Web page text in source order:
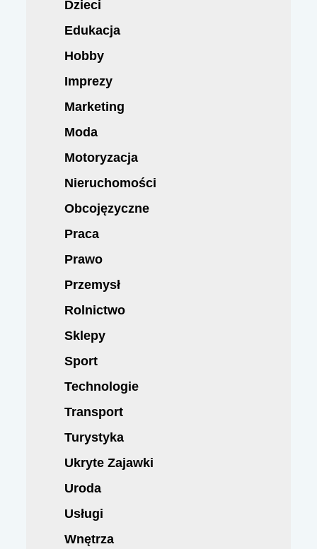
Dzieci
Edukacja
Hobby
Imprezy
Marketing
Moda
Motoryzacja
Nieruchomości
Obcojęzyczne
Praca
Prawo
Przemysł
Rolnictwo
Sklepy
Sport
Technologie
Transport
Turystyka
Ukryte Zajawki
Uroda
Usługi
Wnętrza